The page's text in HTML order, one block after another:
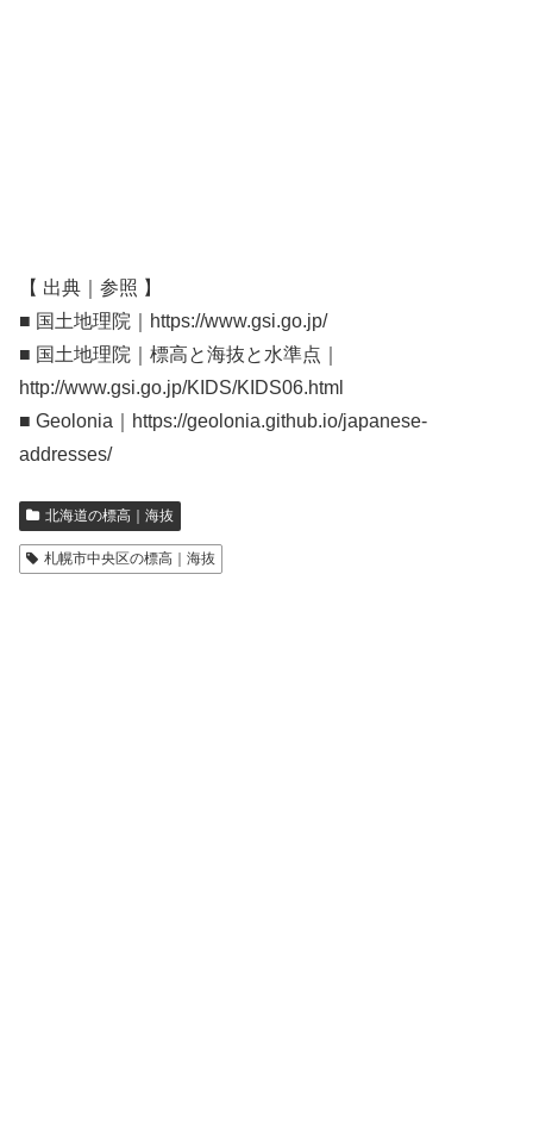
【 出典｜参照 】
■ 国土地理院｜https://www.gsi.go.jp/
■ 国土地理院｜標高と海抜と水準点｜
http://www.gsi.go.jp/KIDS/KIDS06.html
■ Geolonia｜https://geolonia.github.io/japanese-
addresses/
北海道の標高｜海抜
札幌市中央区の標高｜海抜